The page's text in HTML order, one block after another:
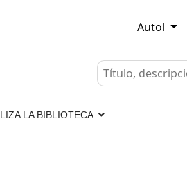
Autol
LA BIBLIOTECA